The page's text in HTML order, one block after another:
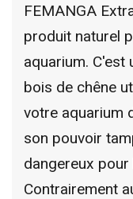
FEMANGA
produit naturel
aquarium. C'est
bois de chêne
votre aquarium
son pouvoir
dangereux
Contrairement